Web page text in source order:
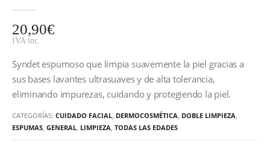
20,90€
IVA inc.
Syndet espumoso que limpia suavemente la piel gracias a
sus bases lavantes ultrasuaves y de alta tolerancia,
eliminando impurezas, cuidando y protegiendo la piel.
CATEGORÍAS: CUIDADO FACIAL, DERMOCOSMÉTICA, DOBLE LIMPIEZA,
ESPUMAS, GENERAL, LIMPIEZA, TODAS LAS EDADES